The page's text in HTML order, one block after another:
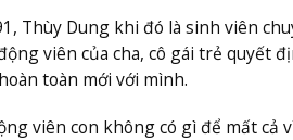
Thùy Dung khi đó là sinh viên
viên của cha, cô gái trẻ quyết
toàn mới với mình.
viên con không có gì để mất cả